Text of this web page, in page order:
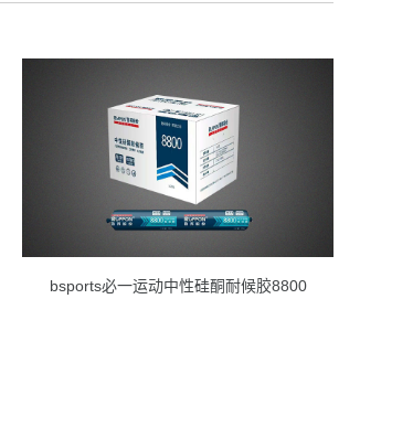
bsports必一运动中性硅酮耐候胶8800